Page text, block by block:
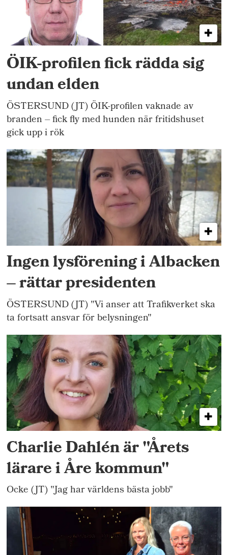
ÖIK-profilen fick rädda sig
undan elden
ÖSTERSUND (JT) ÖIK-profilen vaknade av
branden – fick fly med hunden när fritidshuset
gick upp i rök
Ingen lysförening i Albacken
– rättar presidenten
ÖSTERSUND (JT) "Vi anser att Trafikverket ska
ta fortsatt ansvar för belysningen"
Charlie Dahlén är "Årets
lärare i Åre kommun"
Ocke (JT) "Jag har världens bästa jobb"